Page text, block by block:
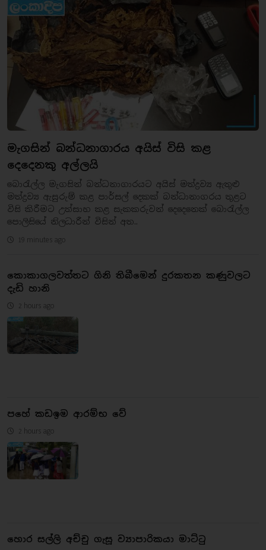
මැගසින් බන්ධනාගාරය අයිස් විසි කළ
දෙදෙනකු අල්ලයි
බොරැල්ල මැගසින් බන්ධනාගාරයට අයිස් මත්ද්‍රව්‍ය ඇතුළු
මත්ද්‍රව්‍ය ඇසුරුම් කළ පාර්සල් දෙකක් බන්ධානාගරය තුළට
විසි කිරීමට උත්සාහ කළ සැකකරුවන් දෙදෙනෙක් බොරැල්ල
පොලිසියේ නිලධාරීන් විසින් අත..
19 minutes ago
කොකාගලවත්තට ගිනි තිබීමෙන් දුරකතන කණුවලට
දැඩි හානි
2 hours ago
පහේ කඩඉම ආරම්භ වේ
2 hours ago
හොර සල්ලි අච්චු ගැසූ ව්‍යාපාරිකයා මාට්ටු